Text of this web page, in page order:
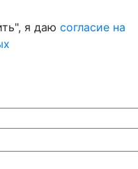
я даю согласие на